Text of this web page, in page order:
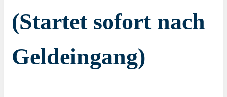
(Startet sofort nach
Geldeingang)